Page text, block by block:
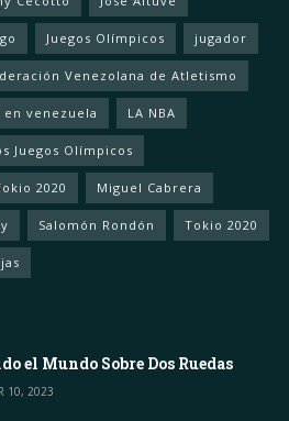
Juegos Olímpicos jugador
Venezolana de Atletismo
venezuela LA NBA
Juegos Olímpicos
2020 Miguel Cabrera
Salomón Rondón Tokio 2020
el Mundo Sobre Dos Ruedas
10, 2023